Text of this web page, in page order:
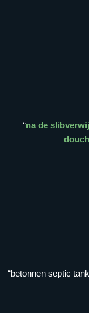
“na de
“betonnen septic